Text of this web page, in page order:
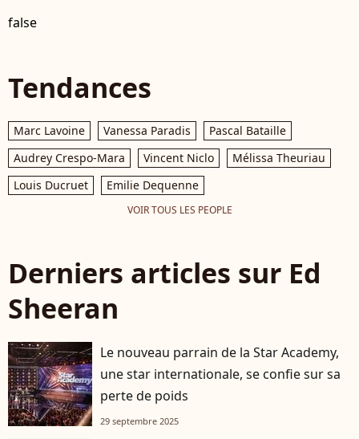
false
Tendances
Marc Lavoine Vanessa Paradis
Pascal Bataille
Audrey Crespo-Mara
Vincent Niclo
Mélissa Theuriau
Louis Ducruet
Emilie Dequenne
VOIR TOUS LES PEOPLE
Derniers articles sur Ed
Sheeran
Le nouveau parrain de la Star Academy,
une star internationale, se confie sur sa
perte de poids
29 septembre 2025